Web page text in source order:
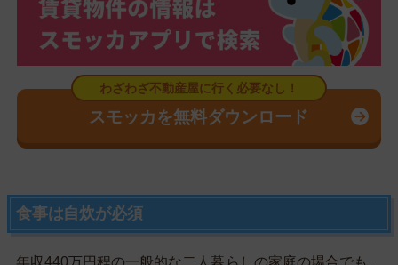
スモッカを無料ダウンロード
食事は自炊が必須